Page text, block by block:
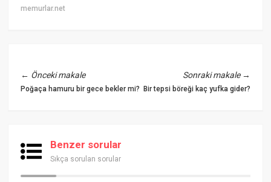
memurlar.net
← Önceki makale
Poğaça hamuru bir gece bekler mi?
Sonraki makale→
Bir tepsi böreği kaç yufka gider?
Benzer sorular
Sıkça sorulan sorular